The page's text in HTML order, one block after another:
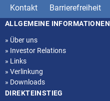
Kontakt Barrierefreiheit
Seitenstruktur
ALLGEMEINE INFORMATIONEN
» Über uns
» Investor Relations
» Links
» Verlinkung
» Downloads
DIREKTEINSTIEG